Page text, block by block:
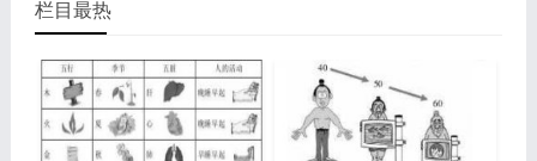
栏目最热